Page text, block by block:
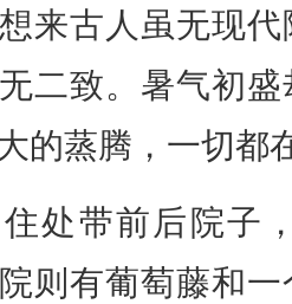
来古人虽无现
二致。暑气初
的蒸腾，一切都
处带前后院子
则有葡萄藤和